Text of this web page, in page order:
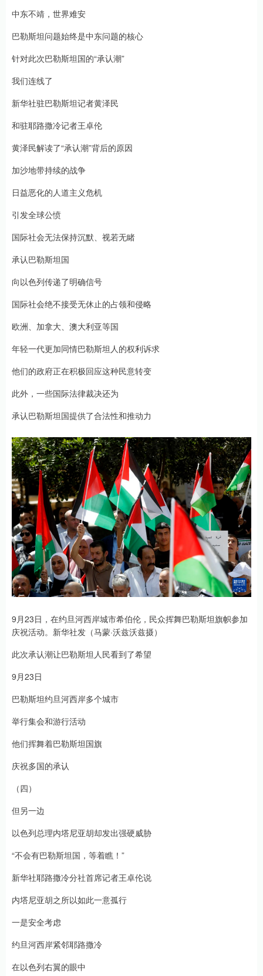
中东不靖，世界难安
巴勒斯坦问题始终是中东问题的核心
针对此次巴勒斯坦国的“承认潮”
我们连线了
新华社驻巴勒斯坦记者黄泽民
和驻耶路撒冷记者王卓伦
黄泽民解读了“承认潮”背后的原因
加沙地带持续的战争
日益恶化的人道主义危机
引发全球公愤
国际社会无法保持沉默、视若无睹
承认巴勒斯坦国
向以色列传递了明确信号
国际社会绝不接受无休止的占领和侵略
欧洲、加拿大、澳大利亚等国
年轻一代更加同情巴勒斯坦人的权利诉求
他们的政府正在积极回应这种民意转变
此外，一些国际法律裁决还为
承认巴勒斯坦国提供了合法性和推动力
9月23日，在约旦河西岸城市希伯伦，民众挥舞巴勒斯坦旗帜参加
庆祝活动。新华社发（马蒙·沃兹沃兹摄）
此次承认潮让巴勒斯坦人民看到了希望
9月23日
巴勒斯坦约旦河西岸多个城市
举行集会和游行活动
他们挥舞着巴勒斯坦国旗
庆祝多国的承认
（四）
但另一边
以色列总理内塔尼亚胡却发出强硬威胁
“不会有巴勒斯坦国，等着瞧！”
新华社耶路撒冷分社首席记者王卓伦说
内塔尼亚胡之所以如此一意孤行
一是安全考虑
约旦河西岸紧邻耶路撒冷
在以色列右翼的眼中